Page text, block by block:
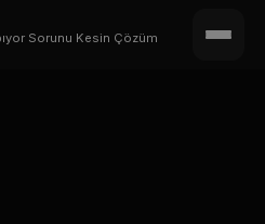
Sorunu Kesin Çözüm